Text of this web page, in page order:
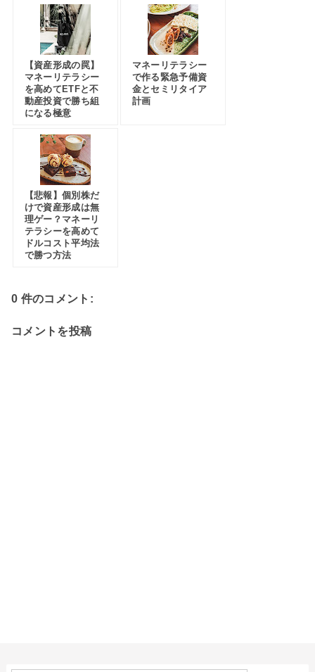
【資産形成の罠】
マネーリテラシー
を高めてETFと不
動産投資で勝ち組
になる極意
マネーリテラシー
で作る緊急予備資
金とセミリタイア
計画
【悲報】個別株だ
けで資産形成は無
理ゲー？マネーリ
テラシーを高めて
ドルコスト平均法
で勝つ方法
0 件のコメント:
コメントを投稿